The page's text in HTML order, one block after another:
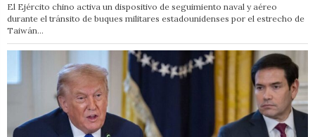
El Ejército chino activa un dispositivo de seguimiento naval y aéreo
durante el tránsito de buques militares estadounidenses por el estrecho de
Taiwán…